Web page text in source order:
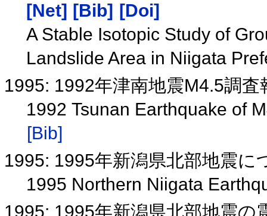
[Net] [Bib]
[Doi]
A Stable Isotopic Study of
Landslide Area in Niigata
1995: 1992年津南地震M4.5調
1992 Tsunan Earthquake of
[Bib]
1995: 1995年新潟県北部地震に
1995 Northern Niigata
1995: 1995年新潟県北部地震